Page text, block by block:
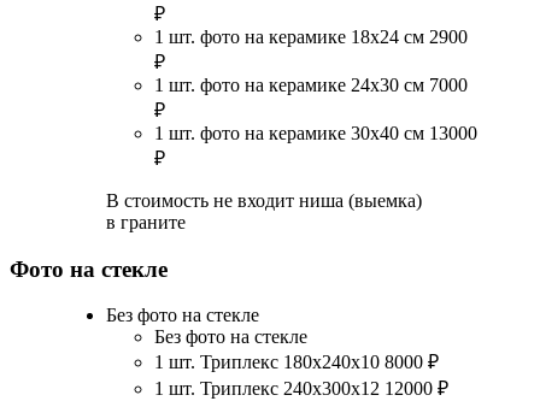
₽
1 шт. фото на керамике 18х24 см 2900
₽
1 шт. фото на керамике 24х30 см 7000
₽
1 шт. фото на керамике 30х40 см 13000
₽
В стоимость не входит ниша (выемка)
в граните
Фото на стекле
Без фото на стекле
Без фото на стекле
1 шт. Триплекс 180х240х10 8000 ₽
1 шт. Триплекс 240х300х12 12000 ₽